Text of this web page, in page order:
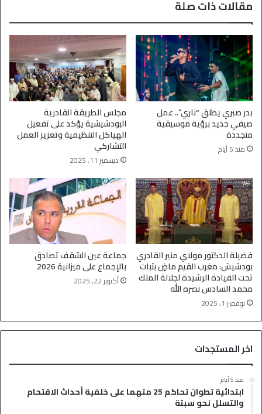
مقالات ذات صلة
بدر صبري يطلق “ناري”.. عمل
صيفي جديد برؤية موسيقية
متجددة
منذ 5 أيام
مجلس الطريقة القادرية
البودشيشية يؤكد على تفعيل
الهياكل التنظيمية وتعزيز العمل
التشاركي
ديسمبر 11, 2025
فضيلة الدكتور مولاي منير القادري
بودشيش: مغرب القيم ماضٍ بثبات
تحت القيادة الرشيدة لجلالة الملك
محمد السادس نصره الله
نوفمبر 1, 2025
جماعة عين الشقف تصادق
بالإجماع على ميزانية 2026
أكتوبر 22, 2025
اخر المستجدات
منذ 5 أيام
ابتدائية تطوان تحاكم 25 متهما على خلفية أحداث الاقتحام
والتسلل نحو سبتة